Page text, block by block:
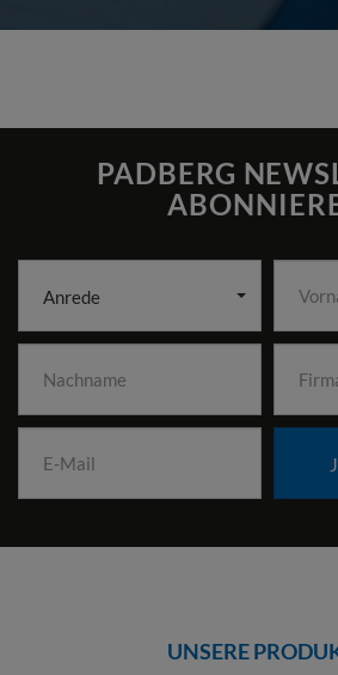
PADBERG
Anrede
UNSERE